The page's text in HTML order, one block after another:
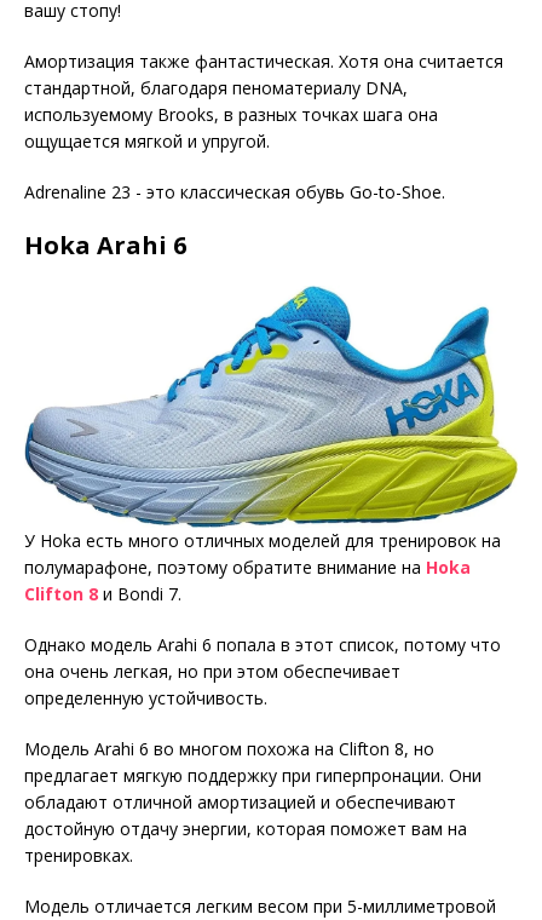
вашу стопу!
Амортизация также фантастическая. Хотя она считается
стандартной, благодаря пеноматериалу DNA,
используемому Brooks, в разных точках шага она
ощущается мягкой и упругой.
Adrenaline 23 - это классическая обувь Go-to-Shoe.
Hoka Arahi 6
У Hoka есть много отличных моделей для тренировок на
полумарафоне, поэтому обратите внимание на Hoka
Clifton 8 и Bondi 7.
Однако модель Arahi 6 попала в этот список, потому что
она очень легкая, но при этом обеспечивает
определенную устойчивость.
Модель Arahi 6 во многом похожа на Clifton 8, но
предлагает мягкую поддержку при гиперпронации. Они
обладают отличной амортизацией и обеспечивают
достойную отдачу энергии, которая поможет вам на
тренировках.
Модель отличается легким весом при 5-миллиметровой